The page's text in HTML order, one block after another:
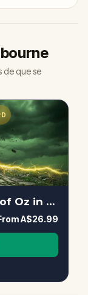
de que se
Dorothy’s Quest: The Trials of Oz in Melbourne
A$26.99